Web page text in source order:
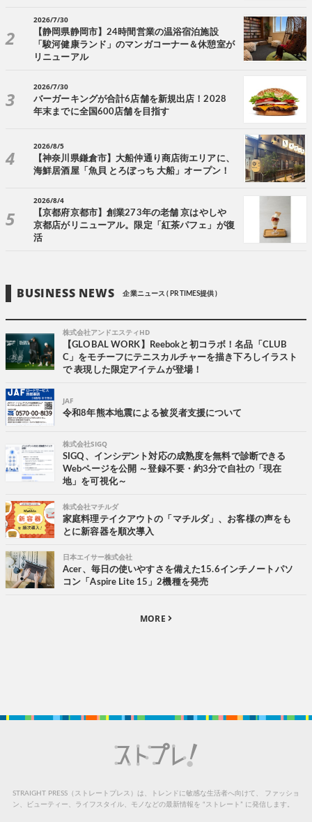
2026/7/30
【静岡県静岡市】24時間営業の温浴宿泊施設
「駿河健康ランド」のマンガコーナー＆休憩室が
リニューアル
2026/7/30
バーガーキングが合計6店舗を新規出店！2028
年末までに全国600店舗を目指す
2026/8/5
【神奈川県鎌倉市】大船仲通り商店街エリアに、
海鮮居酒屋「魚貝 とろぼっち 大船」オープン！
2026/8/4
【京都府京都市】創業273年の老舗 京はやしや
京都店がリニューアル。限定「紅茶パフェ」が復
活
BUSINESS NEWS 企業ニュース ( PR TIMES提供 )
株式会社アンドエスティHD
【GLOBAL WORK】Reebokと初コラボ！名品「CLUB
C」をモチーフにテニスカルチャーを描き下ろしイラスト
で 表現した限定アイテムが登場！
JAF
令和8年熊本地震による被災者支援について
株式会社SIGQ
SIGQ、インシデント対応の成熟度を無料で診断できる
Webページを公開 ～登録不要・約3分で自社の「現在
地」を可視化～
株式会社マチルダ
家庭料理テイクアウトの「マチルダ」、お客様の声をも
とに新容器を順次導入
日本エイサー株式会社
Acer、毎日の使いやすさを備えた15.6インチノートパソ
コン「Aspire Lite 15」2機種を発売
MORE
STRAIGHT PRESS（ストレートプレス）は、トレンドに敏感な生活者へ向けて、
ファッショ
ン、ビューティー、ライフスタイル、モノなどの最新情報を “ストレート” に発信します。